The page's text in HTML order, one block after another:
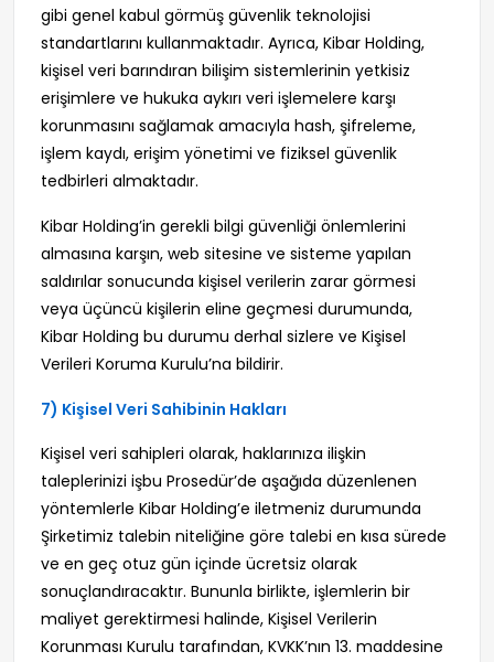
gibi genel kabul görmüş güvenlik teknolojisi
standartlarını kullanmaktadır. Ayrıca, Kibar Holding,
kişisel veri barındıran bilişim sistemlerinin yetkisiz
erişimlere ve hukuka aykırı veri işlemelere karşı
korunmasını sağlamak amacıyla hash, şifreleme,
işlem kaydı, erişim yönetimi ve fiziksel güvenlik
tedbirleri almaktadır.
Kibar Holding’in gerekli bilgi güvenliği önlemlerini
almasına karşın, web sitesine ve sisteme yapılan
saldırılar sonucunda kişisel verilerin zarar görmesi
veya üçüncü kişilerin eline geçmesi durumunda,
Kibar Holding bu durumu derhal sizlere ve Kişisel
Verileri Koruma Kurulu’na bildirir.
7) Kişisel Veri Sahibinin Hakları
Kişisel veri sahipleri olarak, haklarınıza ilişkin
taleplerinizi işbu Prosedür’de aşağıda düzenlenen
yöntemlerle Kibar Holding’e iletmeniz durumunda
Şirketimiz talebin niteliğine göre talebi en kısa sürede
ve en geç otuz gün içinde ücretsiz olarak
sonuçlandıracaktır. Bununla birlikte, işlemlerin bir
maliyet gerektirmesi halinde, Kişisel Verilerin
Korunması Kurulu tarafından, KVKK’nın 13. maddesine